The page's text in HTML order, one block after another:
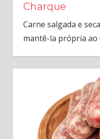
Charque
Carne salgada e
mantê-la própria ao